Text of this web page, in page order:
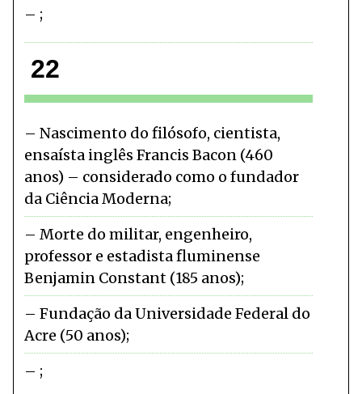
22
Nascimento do filósofo, cientista,
ensaísta inglês Francis Bacon (460
anos) – considerado como o fundador
da Ciência Moderna
Morte do militar, engenheiro,
professor e estadista fluminense
Benjamin Constant (185 anos)
Fundação da Universidade Federal do
Acre (50 anos)